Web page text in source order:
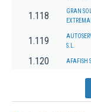
1.118
GRAN
1.119
S.L.
1.120 AFAFISH